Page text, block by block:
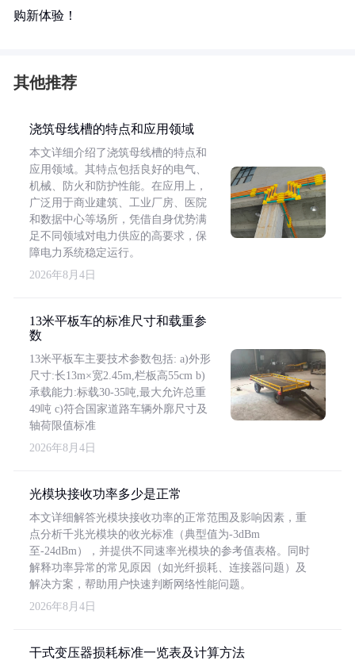
购新体验！
其他推荐
浇筑母线槽的特点和应用领域
本文详细介绍了浇筑母线槽的特点和
应用领域。其特点包括良好的电气、
机械、防火和防护性能。在应用上，
广泛用于商业建筑、工业厂房、医院
和数据中心等场所，凭借自身优势满
足不同领域对电力供应的高要求，保
障电力系统稳定运行。
2026年8月4日
13米平板车的标准尺寸和载重参
数
13米平板车主要技术参数包括: a)外形
尺寸:长13m×宽2.45m,栏板高55cm b)
承载能力:标载30-35吨,最大允许总重
49吨 c)符合国家道路车辆外廓尺寸及
轴荷限值标准
2026年8月4日
光模块接收功率多少是正常
本文详细解答光模块接收功率的正常范围及影响因素，重
点分析千兆光模块的收光标准（典型值为-3dBm
至-24dBm），并提供不同速率光模块的参考值表格。同时
解释功率异常的常见原因（如光纤损耗、连接器问题）及
解决方案，帮助用户快速判断网络性能问题。
2026年8月4日
干式变压器损耗标准一览表及计算方法